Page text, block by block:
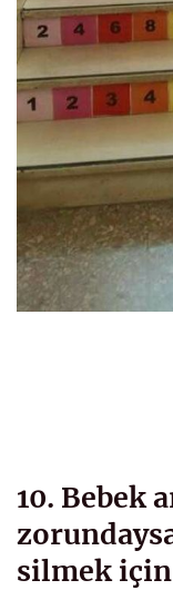
10. Bebek
silmek için